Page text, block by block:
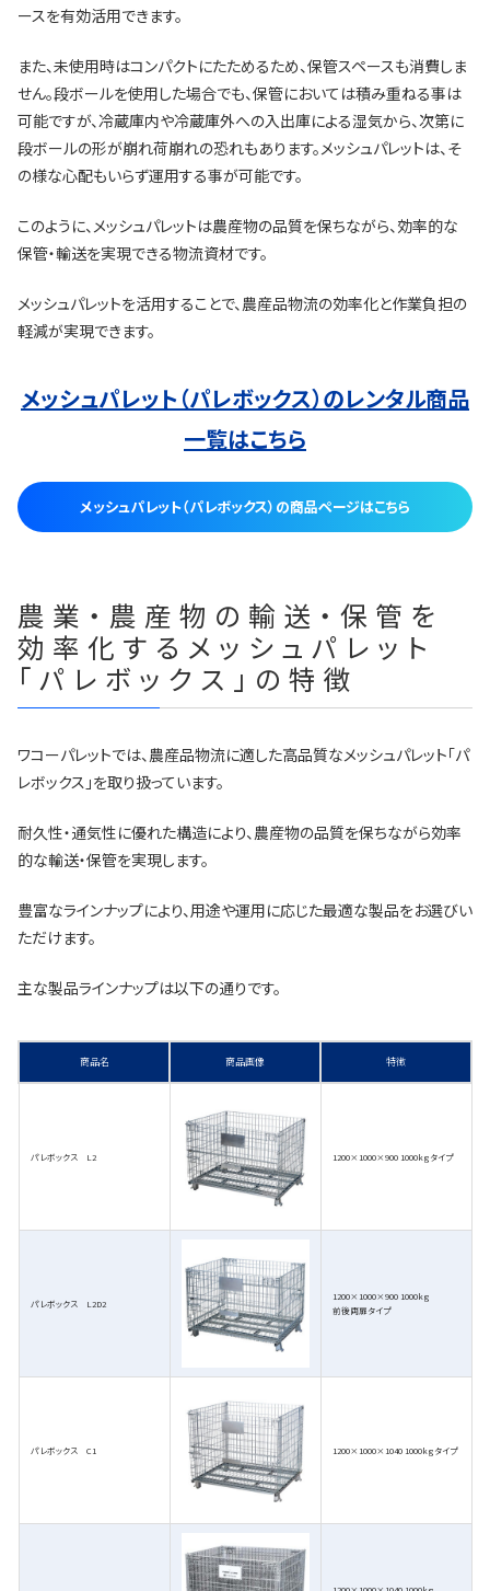
ースを有効活用できます。
また、未使用時はコンパクトにたためるため、保管スペースも消費しま
せん。段ボールを使用した場合でも、保管においては積み重ねる事は
可能ですが、冷蔵庫内や冷蔵庫外への入出庫による湿気から、次第に
段ボールの形が崩れ荷崩れの恐れもあります。メッシュパレットは、そ
の様な心配もいらず運用する事が可能です。
このように、メッシュパレットは農産物の品質を保ちながら、効率的な
保管・輸送を実現できる物流資材です。
メッシュパレットを活用することで、農産品物流の効率化と作業負担の
軽減が実現できます。
メッシュパレット（パレボックス）のレンタル商品
一覧はこちら
メッシュパレット（パレボックス）の商品ページはこちら
農業・農産物の輸送・保管を
効率化するメッシュパレット
「パレボックス」の特徴
ワコーパレットでは、農産品物流に適した高品質なメッシュパレット「パ
レボックス」を取り扱っています。
耐久性・通気性に優れた構造により、農産物の品質を保ちながら効率
的な輸送・保管を実現します。
豊富なラインナップにより、用途や運用に応じた最適な製品をお選びい
ただけます。
主な製品ラインナップは以下の通りです。
商品名 商品画像 特徴
パレボックス L2 1200×1000×900 1000kgタイプ
パレボックス L2D2
1200×1000×900 1000kg
前後両扉タイプ
パレボックス C1 1200×1000×1040 1000kgタイプ